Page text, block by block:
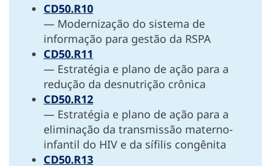
CD50.R10
— Modernização do sistema de
informação para gestão da RSPA
CD50.R11
— Estratégia e plano de ação para a
redução da desnutrição crônica
CD50.R12
— Estratégia e plano de ação para a
eliminação da transmissão materno-
infantil do HIV e da sífilis congênita
CD50.R13